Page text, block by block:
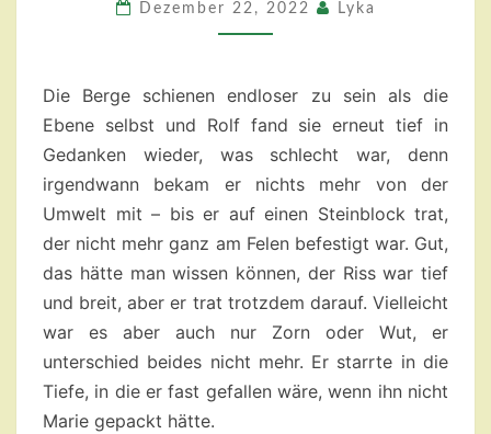
Dezember 22, 2022 Lyka
Die Berge schienen endloser zu sein als die
Ebene selbst und Rolf fand sie erneut tief in
Gedanken wieder, was schlecht war, denn
irgendwann bekam er nichts mehr von der
Umwelt mit – bis er auf einen Steinblock trat,
der nicht mehr ganz am Felen befestigt war. Gut,
das hätte man wissen können, der Riss war tief
und breit, aber er trat trotzdem darauf. Vielleicht
war es aber auch nur Zorn oder Wut, er
unterschied beides nicht mehr. Er starrte in die
Tiefe, in die er fast gefallen wäre, wenn ihn nicht
Marie gepackt hätte.